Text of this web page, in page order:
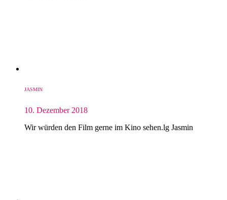
JASMIN
10. Dezember 2018
Wir würden den Film gerne im Kino sehen.lg Jasmin